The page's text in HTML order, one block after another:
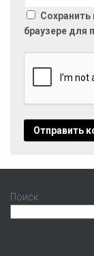
Сохранить
браузере для
Поиск